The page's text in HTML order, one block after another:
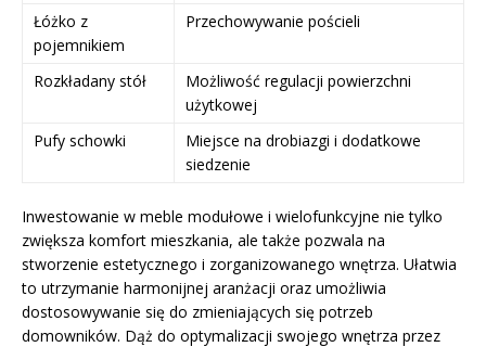
Łóżko z
pojemnikiem
Przechowywanie pościeli
Rozkładany stół
Możliwość regulacji powierzchni
użytkowej
Pufy schowki
Miejsce na drobiazgi i dodatkowe
siedzenie
Inwestowanie w meble modułowe i wielofunkcyjne nie tylko
zwiększa komfort mieszkania, ale także pozwala na
stworzenie estetycznego i zorganizowanego wnętrza. Ułatwia
to utrzymanie harmonijnej aranżacji oraz umożliwia
dostosowywanie się do zmieniających się potrzeb
domowników. Dąż do optymalizacji swojego wnętrza przez